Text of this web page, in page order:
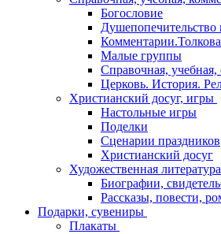
Богословие
Душепопечительство
Малые группы
Справочная,
Церковь. История.
Христианский досуг, игры
Настольные игры
Поделки
Сценарии праздников
Христианский досуг
Художественная литература
Биографии,
Рассказы, повести,
Подарки, сувениры
Плакаты